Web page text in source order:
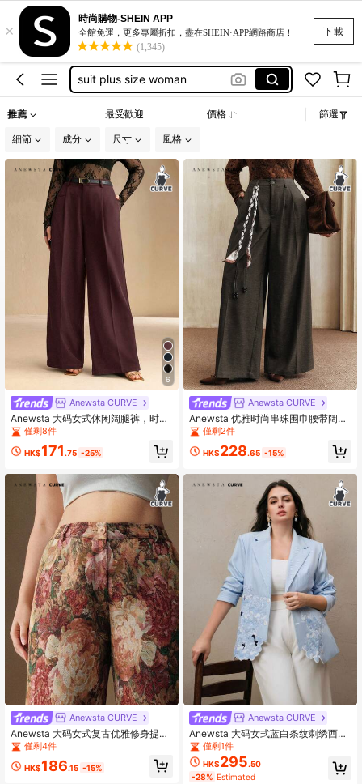
下載
×
時尚購物-SHEIN APP
全館免運，更多專屬折扣，盡在SHEIN·APP網路商店！
(1,345)
women blazer
motf
suit plus size woman
blazer plus size women
推薦 最受歡迎 價格 篩選
細節 成分 尺寸 風格
6
Anewsta CURVE
Anewsta 大码女式休闲阔腿裤，时尚
办公室/通勤裤，新年毕业季、返校
僅剩8件
HK$171 .75 -25%
Anewsta CURVE
Anewsta 大码女式复古优雅修身提花
图案连衣裙裤，适合秋季、冬季、新
年穿着，优雅、别致、时尚，圣诞
节、外出皆宜
僅剩4件
HK$186.15 -15%
Anewsta CURVE
Anewsta 优雅时尚串珠围巾腰带阔腿
裤，2025秋季新款韩版高腰显瘦垂坠
僅剩2件
HK$228.65 -15%
Anewsta CURVE
Anewsta 大码女式蓝白条纹刺绣西装
外套，适合毕业、返校、教师等场合
穿着。
僅剩1件
HK$295.50
-28% Estimated